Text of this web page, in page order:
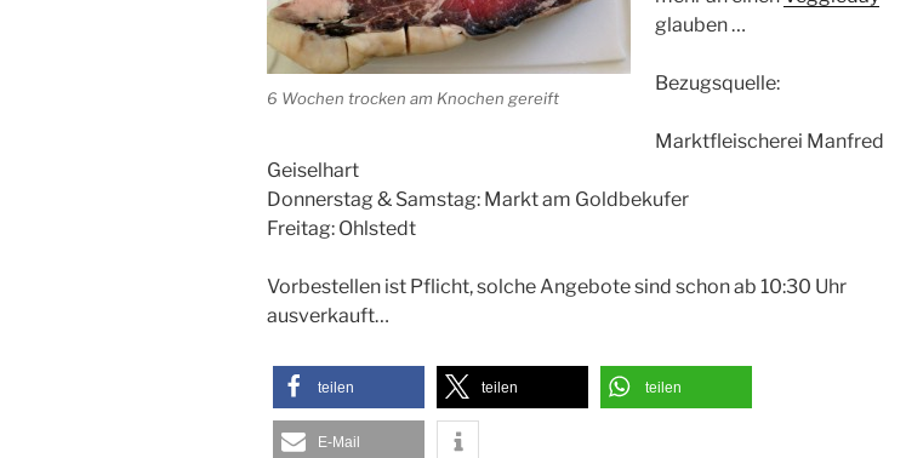
6 Wochen trocken am Knochen gereift
glauben …
Bezugsquelle:
Marktfleischerei Manfred
Geiselhart
Donnerstag & Samstag: Markt am Goldbekufer
Freitag: Ohlstedt
Vorbestellen ist Pflicht, solche Angebote sind schon ab 10:30 Uhr
ausverkauft…
teilen teilen teilen
E-Mail